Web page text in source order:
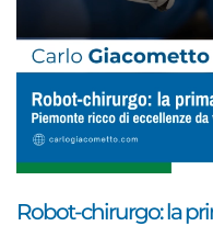
Robot-chirurgo: la